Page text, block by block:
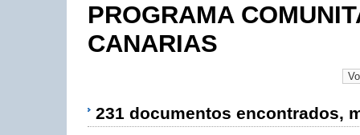
PROGRAMA
CANARIAS
231 documentos encontrados,